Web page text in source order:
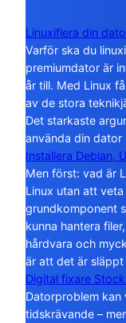
Linuxifiera din
Varför ska du
premiumdator är
år till. Med Linux
av de stora
Det starkaste
använda din
Installera Debian,
Men först: vad är
Linux utan att
grundkomponent
kunna hantera
hårdvara och
är att det är
Digital fixare
Datorproblem kan
tidskrävande –